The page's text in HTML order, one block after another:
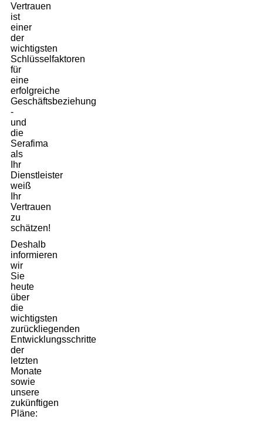
Vertrauen
ist
einer
der
wichtigsten
Schlüsselfaktoren
für
eine
erfolgreiche
Geschäftsbeziehung
-
und
die
Serafima
als
Ihr
Dienstleister
weiß
Ihr
Vertrauen
zu
schätzen!
Deshalb
informieren
wir
Sie
heute
über
die
wichtigsten
zurückliegenden
Entwicklungsschritte
der
letzten
Monate
sowie
unsere
zukünftigen
Pläne: